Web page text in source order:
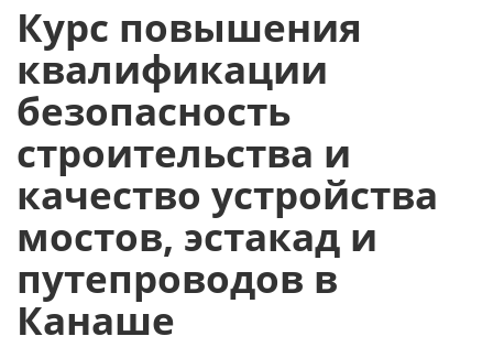
Курс повышения
квалификации
безопасность
строительства и
качество устройства
мостов, эстакад и
путепроводов в
Канаше